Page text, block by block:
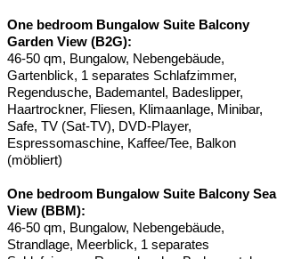
One bedroom Bungalow Suite Balcony
Garden View (B2G):
46-50 qm, Bungalow, Nebengebäude,
Gartenblick, 1 separates Schlafzimmer,
Regendusche, Bademantel, Badeslipper,
Haartrockner, Fliesen, Klimaanlage, Minibar,
Safe, TV (Sat-TV), DVD-Player,
Espressomaschine, Kaffee/Tee, Balkon
(möbliert)
One bedroom Bungalow Suite Balcony Sea
View (BBM):
46-50 qm, Bungalow, Nebengebäude,
Strandlage, Meerblick, 1 separates
Schlafzimmer, Regendusche, Bademantel,